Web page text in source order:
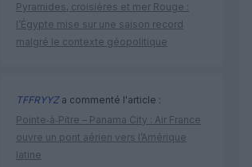
Pyramides, croisières et mer Rouge :
l’Égypte mise sur une saison record
malgré le contexte géopolitique
TFFRYYZa commenté l'article :
Pointe‑à‑Pitre – Panama City : Air France
ouvre un pont aérien vers l’Amérique
latine